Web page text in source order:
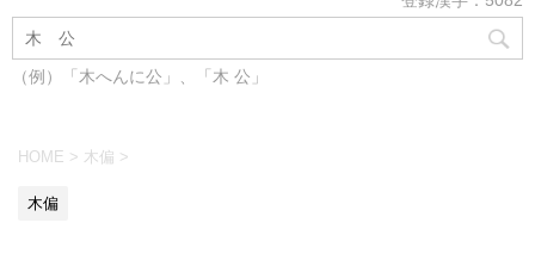
（例）「木へんに公」、「木 公」
HOME > 木偏 >
木偏